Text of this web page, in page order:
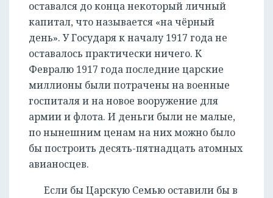
оставался до конца некоторый личный
капитал, что называется «на чёрный
день». У Государя к началу 1917 года не
оставалось практически ничего. К
Февралю 1917 года последние царские
миллионы были потрачены на военные
госпиталя и на новое вооружение для
армии и флота. И деньги были не малые,
по нынешним ценам на них можно было
бы построить десять-пятнадцать атомных
авианосцев.
Если бы Царскую Семью оставили бы в